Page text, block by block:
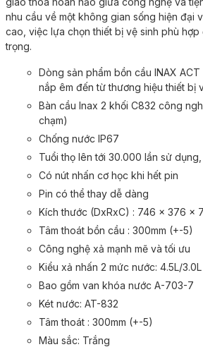
nhu cầu về một không gian sống hiện đại
cao, việc lựa chọn thiết bị vệ sinh phù
trọng.
Dòng sản phẩm bồn cầu INAX
nắp êm đến từ thương hiệu thiết bị
Bàn cầu Inax 2 khối C832 công
chạm)
Chống nước IP67
Tuổi thọ lên tới 30.000 lần sử
Có nút nhấn cơ học khi hết pin
Pin có thể thay dễ dàng
Kích thước (DxRxC) : 746 x 376 x
Tâm thoát bồn cầu : 300mm (+-5)
Công nghệ xả mạnh mẽ và tối ưu
Kiểu xả nhấn 2 mức nước: 4.5L/3.0L
Bao gồm van khóa nước A-703-7
Két nước: AT-832
Tâm thoát : 300mm (+-5)
Màu sắc: Trắng